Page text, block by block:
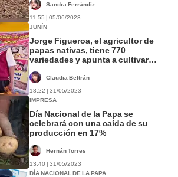
Sandra Ferrándiz
11:55 | 05/06/2023
JUNÍN
Jorge Figueroa, el agricultor de
papas nativas, tiene 770
variedades y apunta a cultivar
Claudia Beltrán
18:22 | 31/05/2023
IMPRESA
Día Nacional de la Papa se
celebrará con una caída de su
producción en 17%
Hernán Torres
13:40 | 31/05/2023
DÍA NACIONAL DE LA PAPA